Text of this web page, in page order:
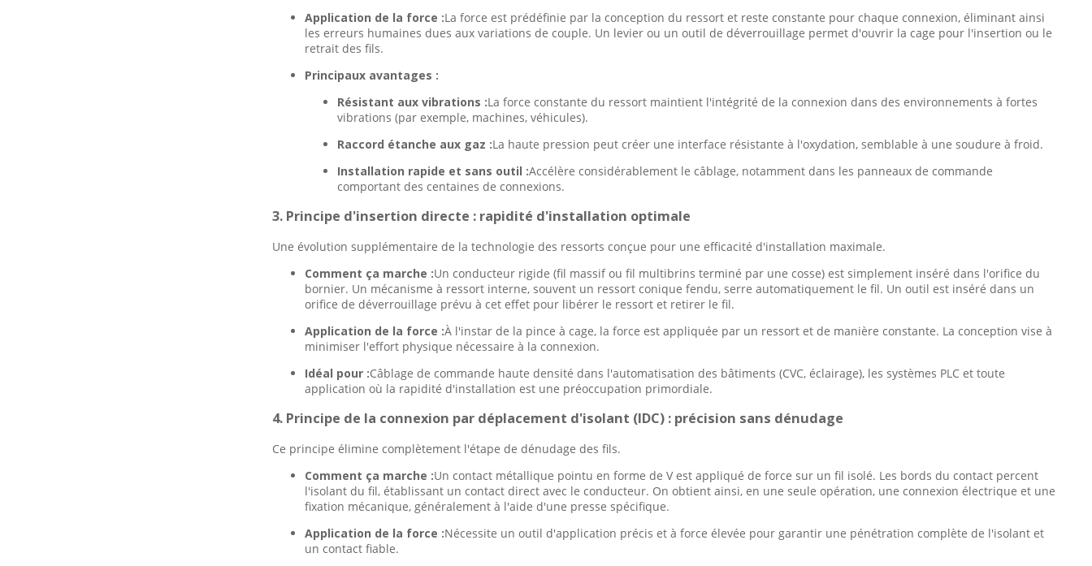
Application de la force :La force est prédéfinie par la conception du ressort et reste constante pour chaque connexion, éliminant ainsi
les erreurs humaines dues aux variations de couple. Un levier ou un outil de déverrouillage permet d'ouvrir la cage pour l'insertion ou le
retrait des fils.
Principaux avantages :
Résistant aux vibrations :La force constante du ressort maintient l'intégrité de la connexion dans des environnements à fortes
vibrations (par exemple, machines, véhicules).
Raccord étanche aux gaz :La haute pression peut créer une interface résistante à l'oxydation, semblable à une soudure à froid.
Installation rapide et sans outil :Accélère considérablement le câblage, notamment dans les panneaux de commande
comportant des centaines de connexions.
3. Principe d'insertion directe : rapidité d'installation optimale
Une évolution supplémentaire de la technologie des ressorts conçue pour une efficacité d'installation maximale.
Comment ça marche :Un conducteur rigide (fil massif ou fil multibrins terminé par une cosse) est simplement inséré dans l'orifice du
bornier. Un mécanisme à ressort interne, souvent un ressort conique fendu, serre automatiquement le fil. Un outil est inséré dans un
orifice de déverrouillage prévu à cet effet pour libérer le ressort et retirer le fil.
Application de la force :À l'instar de la pince à cage, la force est appliquée par un ressort et de manière constante. La conception vise à
minimiser l'effort physique nécessaire à la connexion.
Idéal pour :Câblage de commande haute densité dans l'automatisation des bâtiments (CVC, éclairage), les systèmes PLC et toute
application où la rapidité d'installation est une préoccupation primordiale.
4. Principe de la connexion par déplacement d'isolant (IDC) : précision sans dénudage
Ce principe élimine complètement l'étape de dénudage des fils.
Comment ça marche :Un contact métallique pointu en forme de V est appliqué de force sur un fil isolé. Les bords du contact percent
l'isolant du fil, établissant un contact direct avec le conducteur. On obtient ainsi, en une seule opération, une connexion électrique et une
fixation mécanique, généralement à l'aide d'une presse spécifique.
Application de la force :Nécessite un outil d'application précis et à force élevée pour garantir une pénétration complète de l'isolant et
un contact fiable.